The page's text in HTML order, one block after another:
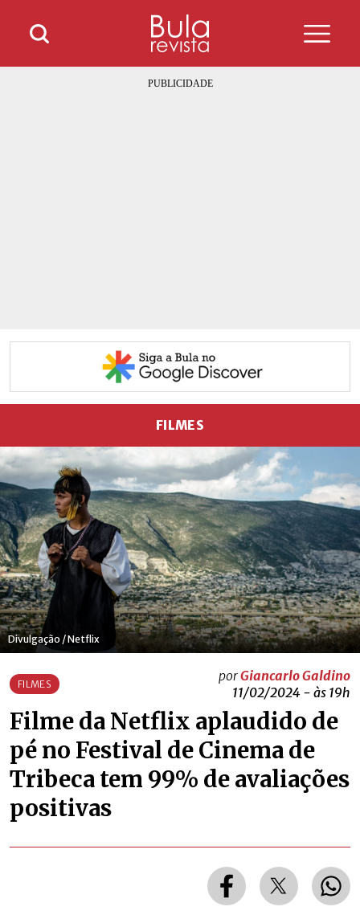
FILMES
Divulgação / Netflix
FILMES
porGiancarlo Galdino
11/02/2024 - às 19h
Filme da Netflix aplaudido de
pé no Festival de Cinema de
Tribeca tem 99% de avaliações
positivas